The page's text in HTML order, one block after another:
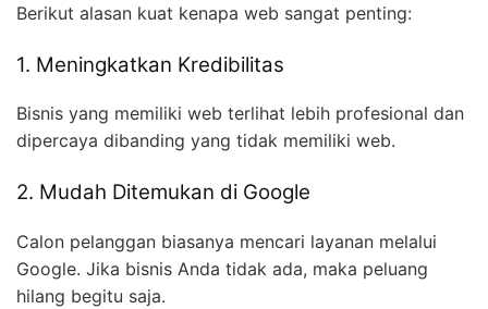
Berikut alasan kuat kenapa web sangat penting:
1. Meningkatkan Kredibilitas
Bisnis yang memiliki web terlihat lebih profesional dan
dipercaya dibanding yang tidak memiliki web.
2. Mudah Ditemukan di Google
Calon pelanggan biasanya mencari layanan melalui
Google. Jika bisnis Anda tidak ada, maka peluang
hilang begitu saja.